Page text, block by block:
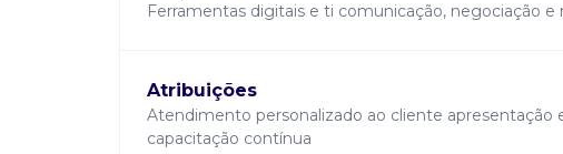
Ferramentas digitais e ti comunicação, negociação e
Atribuições
Atendimento personalizado ao cliente
capacitação contínua